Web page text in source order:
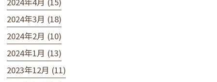
2024年3月 (18)
2024年2月 (10)
2024年1月 (13)
2023年12月 (11)